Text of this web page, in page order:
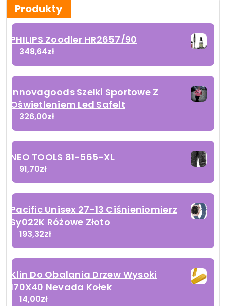
Produkty
PHILIPS Zoodler HR2657/90
348,64zł
Innovagoods Szelki Sportowe Z
Oświetleniem Led Safelt
326,00zł
NEO TOOLS 81-565-XL
91,70zł
Pacific Unisex 27-13 Ciśnieniomierz
Sy022K Różowe Złoto
193,32zł
Klin Do Obalania Drzew Wysoki
170X40 Nevada Kołek
14,00zł